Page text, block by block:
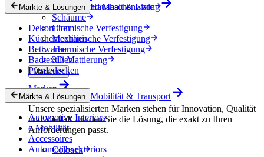
Gewebe und Maschenware
Schäume
Chemische Verfestigung
Mechanische Verfestigung
Thermische Verfestigung
3D-Mattierung
Marken
Marken
Unsere spezialisierten Marken stehen für Innovation, Qualität
und Vielfalt. Finden Sie die Lösung, die exakt zu Ihren
Anforderungen passt.
Colback
Märkte & Lösungen Haushalt & Living
Dekoration
Küchentextilien
Bettwaren
Badtextilien
Pferdedecken
Märkte & Lösungen Mobilität & Transport
Automotive Interiors
e-Mobilität
Accessoires
Automotive exteriors